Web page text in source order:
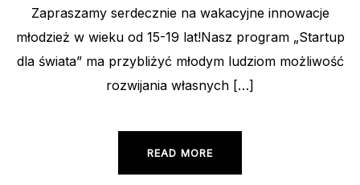
Zapraszamy serdecznie na wakacyjne innowacje
młodzież w wieku od 15-19 lat!Nasz program „Startup
dla świata” ma przybliżyć młodym ludziom możliwość
rozwijania własnych […]
READ MORE